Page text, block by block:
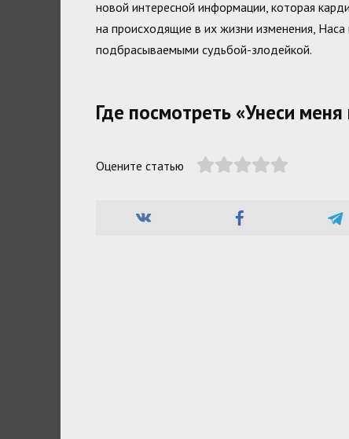
новой интересной информации, которая
на происходящие в их жизни изменения, Наса
подбрасываемыми судьбой-злодейкой.
Где посмотреть «Унеси
Оцените статью